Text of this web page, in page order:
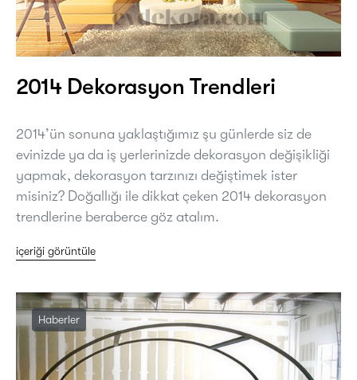
2014 Dekorasyon Trendleri
2014’ün sonuna yaklaştığımız şu günlerde siz de
evinizde ya da iş yerlerinizde dekorasyon değişikliği
yapmak, dekorasyon tarzınızı değiştimek ister
misiniz? Doğallığı ile dikkat çeken 2014 dekorasyon
trendlerine beraberce göz atalım.
içeriği görüntüle
Haberler